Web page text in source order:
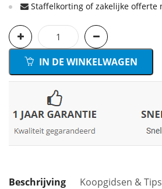
Staffelkorting of zakelijke offerte
IN DE WINKELWAGEN
Beschrijving Koopgidsen & Tips